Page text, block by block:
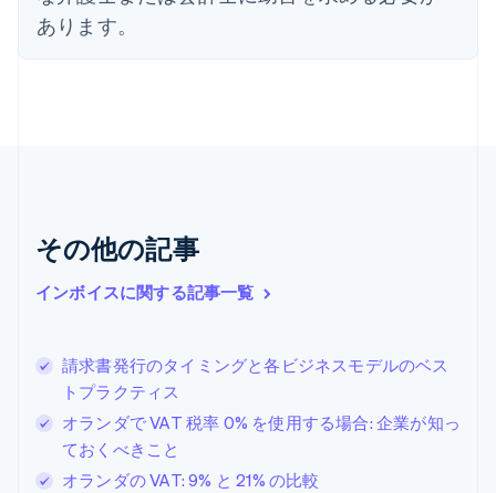
あります。
その他の記事
インボイスに関する記事一覧
請求書発行のタイミングと各ビジネスモデルのベス
トプラクティス
オランダで VAT 税率 0% を使用する場合: 企業が知っ
ておくべきこと
オランダの VAT: 9% と 21% の比較
オランダ
Nederlands
ジブラルタル
English
シンガポール
English 简体中文
スウェーデン
SvenskaEnglish
スペイン
EspañolEnglish
スロバキア
English